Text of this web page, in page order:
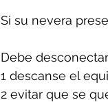
Si su nevera
Debe
1 descanse el
2 evitar que se